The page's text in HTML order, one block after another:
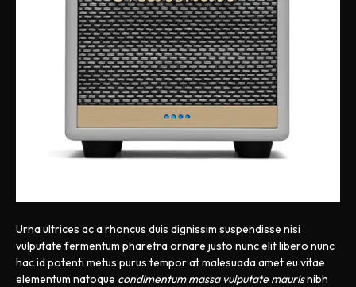
Urna ultrices ac a rhoncus duis dignissim suspendisse nisi
vulputate fermentum pharetra ornare justo nunc elit libero nunc
hac id potenti metus purus tempor at malesuada amet eu vitae
elementum natoque condimentum massa vulputate maurisnibh